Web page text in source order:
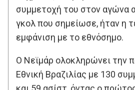
συμμετοχή του στον αγώνα
γκολ που σημείωσε, ήταν η
εμφάνιση με το εθνόσημο.
Ο Νεϊμάρ ολοκληρώνει την
Εθνική Βραζιλίας με 130